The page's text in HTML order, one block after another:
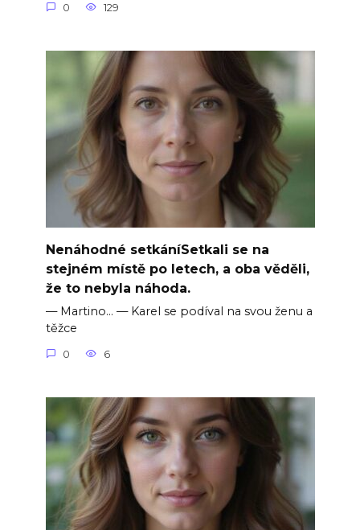
0 129
Nenáhodné setkáníSetkali se na
stejném místě po letech, a oba věděli,
že to nebyla náhoda.
— Martino… — Karel se podíval na svou ženu a
těžce
0 6